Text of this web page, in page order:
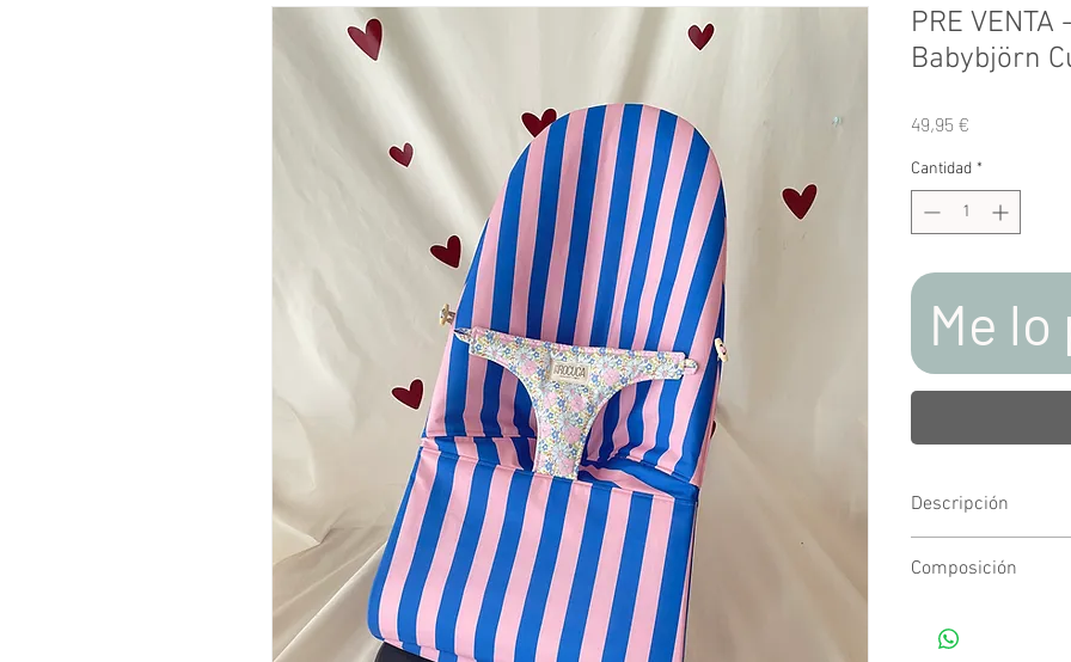
PRE
Babybjörn
49,95 €
Cantidad *
Me lo
Descripción
Esta funda de
la experiencia de tu
Composición